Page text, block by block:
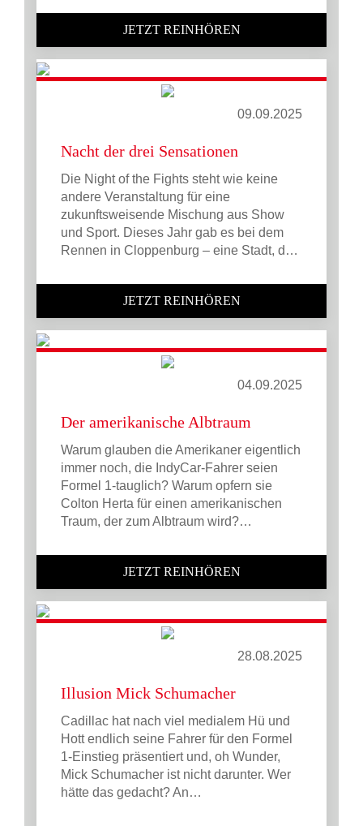
JETZT REINHÖREN
09.09.2025
Nacht der drei Sensationen
Die Night of the Fights steht wie keine
andere Veranstaltung für eine
zukunftsweisende Mischung aus Show
und Sport. Dieses Jahr gab es bei dem
Rennen in Cloppenburg – eine Stadt, d…
JETZT REINHÖREN
04.09.2025
Der amerikanische Albtraum
Warum glauben die Amerikaner eigentlich
immer noch, die IndyCar-Fahrer seien
Formel 1-tauglich? Warum opfern sie
Colton Herta für einen amerikanischen
Traum, der zum Albtraum wird?…
JETZT REINHÖREN
28.08.2025
Illusion Mick Schumacher
Cadillac hat nach viel medialem Hü und
Hott endlich seine Fahrer für den Formel
1-Einstieg präsentiert und, oh Wunder,
Mick Schumacher ist nicht darunter. Wer
hätte das gedacht? An…